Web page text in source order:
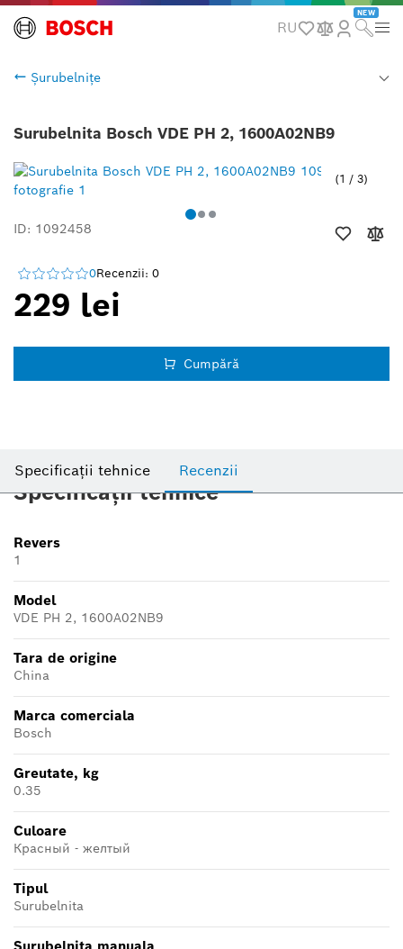
RU
NEW
Șurubelnițe
Surubelnita Bosch VDE PH 2, 1600A02NB9
1 / 3
ID: 1092458
0Recenzii: 0
229 lei
Cumpără
Specificații tehnice Recenzii
Specificații tehnice
Revers
1
Model
VDE PH 2, 1600A02NB9
Tara de origine
China
Marca comerciala
Bosch
Greutate, kg
0.35
Culoare
Красный - желтый
Tipul
Surubelnita